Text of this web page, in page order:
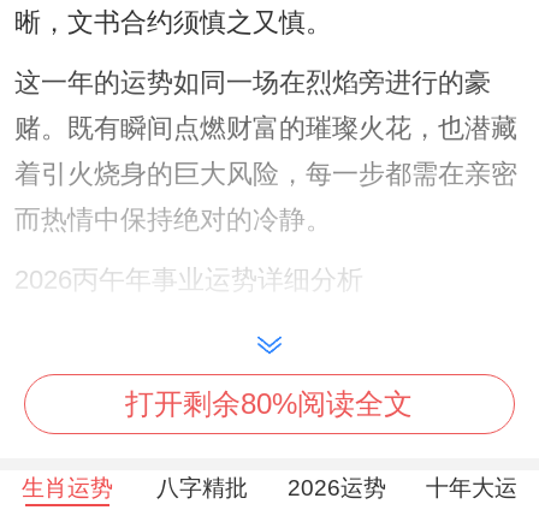
晰，文书合约须慎之又慎。
这一年的运势如同一场在烈焰旁进行的豪
赌。既有瞬间点燃财富的璀璨火花，也潜藏
着引火烧身的巨大风险，每一步都需在亲密
而热情中保持绝对的冷静。
2026丙午年事业运势详细分析
「伤官佩印」 跟 「禄马交驰」 是本年度事
业运势的核心注解。
华。而流年地支午火恰为伤官旺地，与命主
打开剩余80%阅读全文
生肖运势 八字精批 2026运势 十年大运